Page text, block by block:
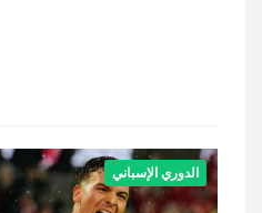
الدوري الإسباني